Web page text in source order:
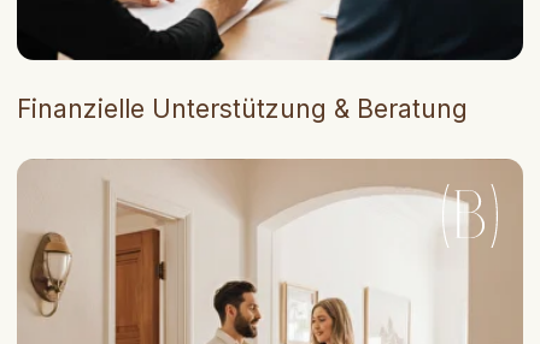
[ Partner werden ]